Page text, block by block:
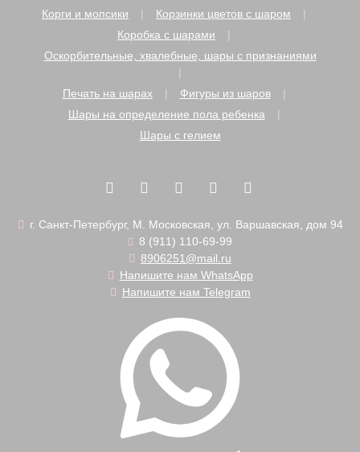
Корги и мопсики
Корзинки цветов с шаром
Коробка с шарами
Оскорбительные, хвалебные, шары с признаниями
Печать на шарах
Фигуры из шаров
Шары на определение пола ребенка
Шары с гелием
г. Санкт-Петербург, М. Московская, ул. Варшавская, дом 94
8 (911) 110-69-99
8906251@mail.ru
Напишите нам WhatsApp
Напишите нам Telegram